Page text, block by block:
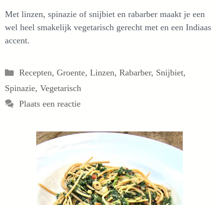
Met linzen, spinazie of snijbiet en rabarber maakt je een
wel heel smakelijk vegetarisch gerecht met en een Indiaas
accent.
Categorieën
Recepten, Groente, Linzen, Rabarber, Snijbiet,
Spinazie, Vegetarisch
Plaats een reactie